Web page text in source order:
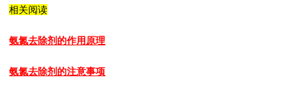
相关阅读
氨氮去除剂的作用原理
氨氮去除剂的注意事项